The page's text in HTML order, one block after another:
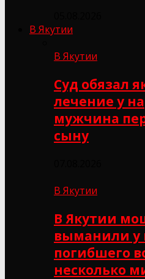
В Якутии
В Якутии
Суд обязал
лечение у
мужчина
сыну
В Якутии
В Якутии
выманили у
погибшего
несколько